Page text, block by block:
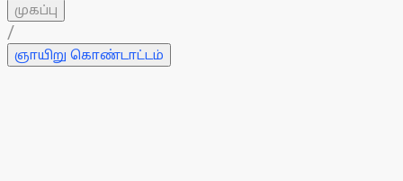
முகப்பு
/
ஞாயிறு கொண்டாட்டம்